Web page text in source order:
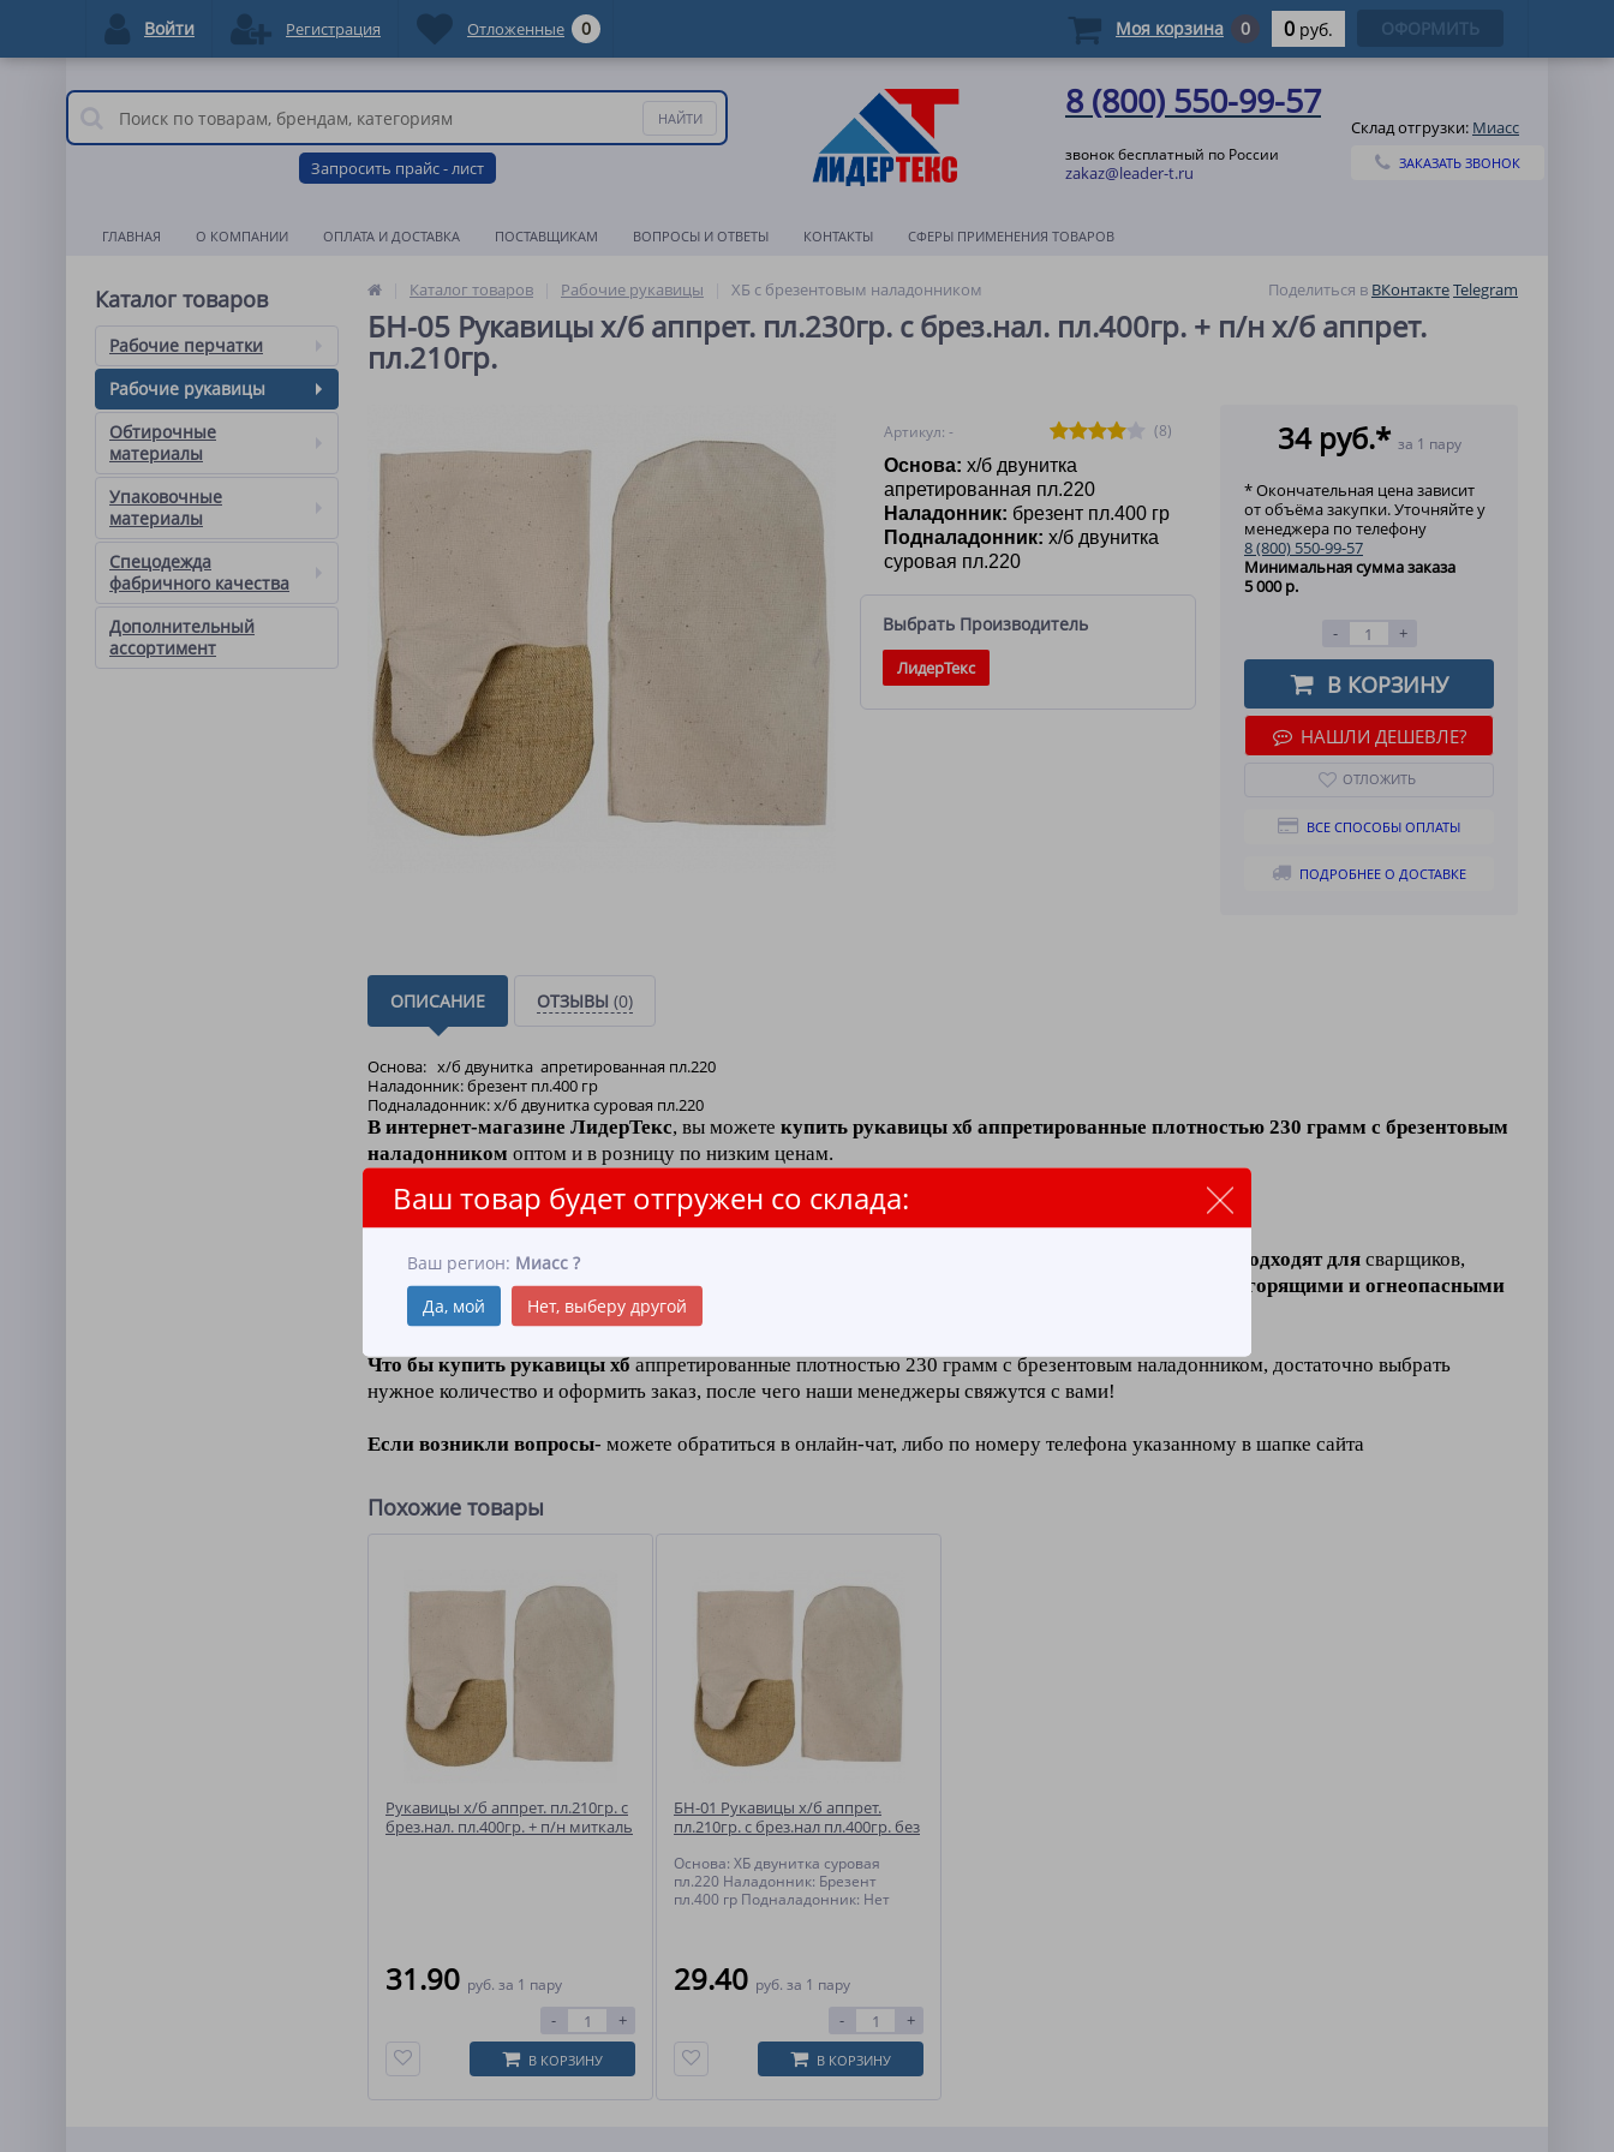
Запросить прайс - лист
8 (800) 550-99-57
звонок бесплатный по России
zakaz@leader-t.ru
Склад отгрузки: Миасс
Ваш товар будет отгружен со склада:
Ваш регион: Миасс ?
Да, мой
Нет, выберу другой
ЗАКАЗАТЬ ЗВОНОК
ГЛАВНАЯ О КОМПАНИИ ОПЛАТА И ДОСТАВКА ПОСТАВЩИКАМ ВОПРОСЫ И ОТВЕТЫ КОНТАКТЫ СФЕРЫ ПРИМЕНЕНИЯ ТОВАРОВ
Каталог товаров
Рабочие перчатки
Рабочие рукавицы
Обтирочные
материалы
Упаковочные
материалы
Спецодежда
фабричного качества
Дополнительный
ассортимент
Каталог товаров Рабочие рукавицы ХБ с брезентовым наладонником Поделиться в ВКонтактеTelegram
БН-05 Рукавицы х/б аппрет. пл.230гр. с брез.нал. пл.400гр. + п/н х/б аппрет.
пл.210гр.
Артикул: -
(8)
Основа: х/б двунитка
апретированная пл.220
Наладонник: брезент пл.400 гр
Подналадонник: х/б двунитка
суровая пл.220
Выбрать Производитель
ЛидерТекс
34 руб.* за 1 пару
* Окончательная цена зависит
от объёма закупки. Уточняйте у
менеджера по телефону
8 (800) 550-99-57
Минимальная сумма заказа
5 000 р.
- +
В КОРЗИНУ
НАШЛИ ДЕШЕВЛЕ?
ОТЛОЖИТЬ
ВСЕ СПОСОБЫ ОПЛАТЫ
ПОДРОБНЕЕ О ДОСТАВКЕ
ОПИСАНИЕ ОТЗЫВЫ (0)
Основа: х/б двунитка апретированная пл.220
Наладонник: брезент пл.400 гр
Подналадонник: х/б двунитка суровая пл.220
В интернет-магазине ЛидерТекс, вы можете купить рукавицы хб аппретированные плотностью 230 грамм с брезентовым
наладонником оптом и в розницу по низким ценам.
Аппретирование этопропитка ткани, которая защищает рукавицы
Рукавицы хб аппретированные плотностью 230 грамм отлично подходят для сварщиков,
сотрудников металлургического производства и тех профессий, где происходит
тесный контакт с горящими и огнеопасными
материалами
Что бы купить рукавицы хбаппретированные плотностью 230 грамм с брезентовым наладонником, достаточно выбрать
нужное количество и оформить заказ, после чего наши менеджеры свяжутся с вами!
Если возникли вопросы- можете обратиться в онлайн-чат, либо по номеру телефона указанному в шапке сайта
Похожие товары
Рукавицы х/б аппрет. пл.210гр. с
брез.нал. пл.400гр. + п/н миткаль
31.90 руб. за 1 пару
- +
В КОРЗИНУ
БН-01 Рукавицы х/б аппрет.
пл.210гр. с брез.нал пл.400гр. без
Основа: ХБ двунитка суровая
пл.220 Наладонник: Брезент
пл.400 гр Подналадонник: Нет
29.40 руб. за 1 пару
- +
В КОРЗИНУ
Войти Регистрация Отложенные 0 Моя корзина 0 0 руб. ОФОРМИТЬ